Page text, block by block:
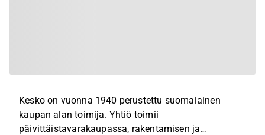
Kesko on vuonna 1940 perustettu suomalainen
kaupan alan toimija. Yhtiö toimii
päivittäistavarakaupassa, rakentamisen ja